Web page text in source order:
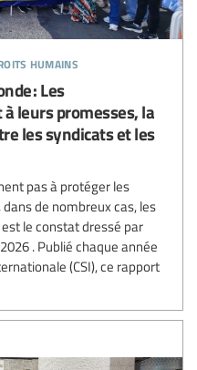
humains
: Les
leurs promesses, la
les syndicats et les
pas à protéger les
de nombreux cas, les
le constat dressé par
. Publié chaque année
(CSI), ce rapport